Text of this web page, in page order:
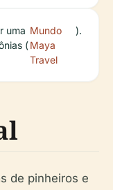
uma
(
Mundo
Maya
Travel
).
de pinheiros e